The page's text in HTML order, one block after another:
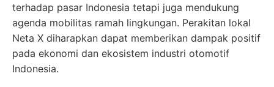
terhadap pasar Indonesia tetapi juga mendukung
agenda mobilitas ramah lingkungan. Perakitan lokal
Neta X diharapkan dapat memberikan dampak positif
pada ekonomi dan ekosistem industri otomotif
Indonesia.